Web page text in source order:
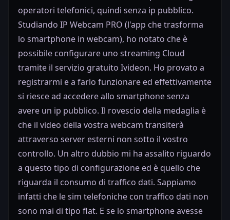
operatori telefonici, quindi senza ip pubblico.
Studiando IP Webcam PRO (l'app che trasforma
lo smartphone in webcam), ho notato che è
possibile configurare uno streaming Cloud
tramite il servizio gratuito Ivideon. Ho provato a
registrarmi e a farlo funzionare ed effettivamente
si riesce ad accedere allo smartphone senza
avere un ip pubblico. Il rovescio della medaglia è
che il video della vostra webcam transiterà
attraverso server esterni non sotto il vostro
controllo. Un altro dubbio mi ha assalito riguardo
a questo tipo di configurazione ed è quello che
riguarda il consumo di traffico dati. Sappiamo
infatti che le sim telefoniche con traffico dati non
sono mai di tipo flat. E se lo smartphone avesse